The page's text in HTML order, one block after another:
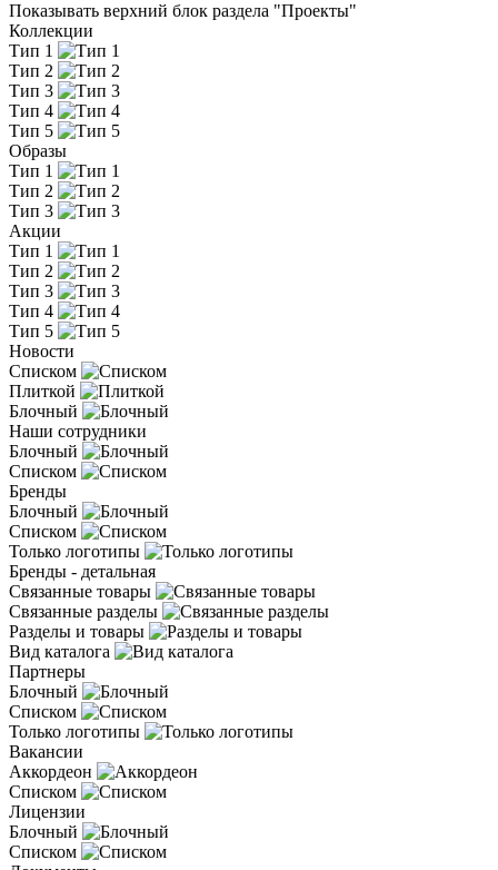
Показывать верхний блок раздела "Проекты"
Коллекции
Тип 1
Тип 2
Тип 3
Тип 4
Тип 5
Образы
Тип 1
Тип 2
Тип 3
Акции
Тип 1
Тип 2
Тип 3
Тип 4
Тип 5
Новости
Списком
Плиткой
Блочный
Наши сотрудники
Блочный
Списком
Бренды
Блочный
Списком
Только логотипы
Бренды - детальная
Связанные товары
Связанные разделы
Разделы и товары
Вид каталога
Партнеры
Блочный
Списком
Только логотипы
Вакансии
Аккордеон
Списком
Лицензии
Блочный
Списком